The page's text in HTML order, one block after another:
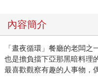
內容簡介
「晝夜循環」餐廳的老闆之
也是擔負擋下亞那黑暗料理
最喜歡觀察有趣的人事物，